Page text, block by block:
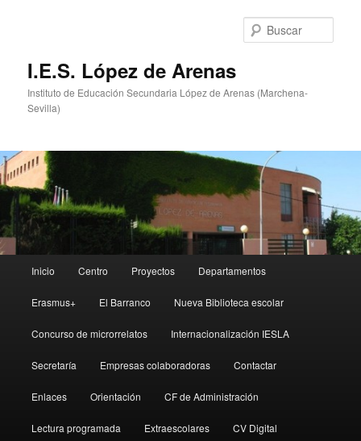
I.E.S. López de Arenas
Instituto de Educación Secundaria López de Arenas (Marchena-
Sevilla)
principal
Inicio Centro Proyectos Departamentos
Erasmus+ El Barranco Nueva Biblioteca escolar
Concurso de microrrelatos Internacionalización IESLA
Secretaría Empresas colaboradoras Contactar
Enlaces Orientación CF de Administración
Lectura programada Extraescolares CV Digital